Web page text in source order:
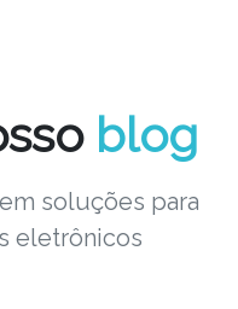
blog
soluções para
eletrônicos